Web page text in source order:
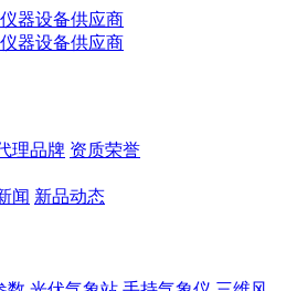
理品牌 资质荣誉
闻 新品动态